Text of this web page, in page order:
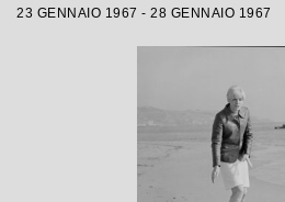
23 GENNAIO 1967 - 28 GENNAIO 1967